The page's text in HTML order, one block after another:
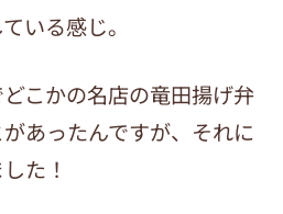
いる感じ。
こかの名店の竜田揚げ弁
あったんですが、それに
た！